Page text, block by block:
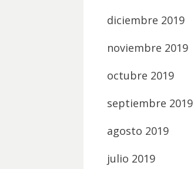
diciembre 2019
noviembre 2019
octubre 2019
septiembre 2019
agosto 2019
julio 2019